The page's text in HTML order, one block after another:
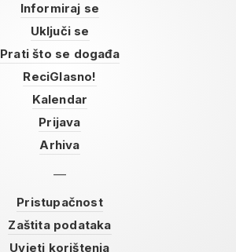
Informiraj se
Uključi se
Prati što se događa
ReciGlasno!
Kalendar
Prijava
Arhiva
Pristupačnost
Zaštita podataka
Uvjeti korištenja